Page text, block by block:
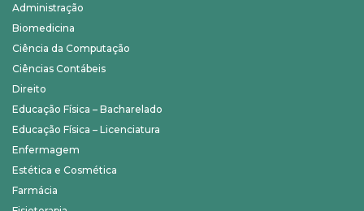
Administração
Biomedicina
Ciência da Computação
Ciências Contábeis
Direito
Educação Física – Bacharelado
Educação Física – Licenciatura
Enfermagem
Estética e Cosmética
Farmácia